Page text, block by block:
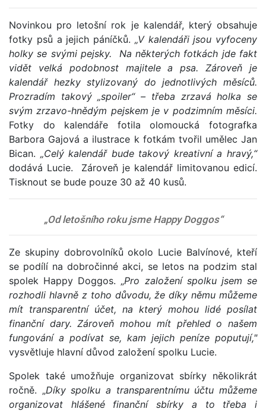
Novinkou pro letošní rok je kalendář, který obsahuje
fotky psů a jejich páníčků. „V kalendáři jsou vyfoceny
holky se svými pejsky. Na některých fotkách jde fakt
vidět velká podobnost majitele a psa. Zároveň je
kalendář hezky stylizovaný do jednotlivých měsíců.
Prozradím takový „spoiler“ – třeba zrzavá holka se
svým zrzavo-hnědým pejskem je v podzimním měsíci.
Fotky do kalendáře fotila olomoucká fotografka
Barbora Gajová a ilustrace k fotkám tvořil umělec Jan
Bican. „Celý kalendář bude takový kreativní a hravý,“
dodává Lucie.
Zároveň je kalendář limitovanou edicí.
Tisknout se bude pouze 30 až 40 kusů.
„Od letošního roku jsme Happy Doggos“
Ze skupiny dobrovolníků okolo Lucie Balvínové, kteří
se podílí na dobročinné akci, se letos na podzim stal
spolek Happy Doggos. „Pro založení spolku jsem se
rozhodli hlavně z toho důvodu, že díky němu můžeme
mít transparentní účet, na který mohou lidé posílat
finanční dary. Zároveň mohou mít přehled o našem
fungování a podívat se, kam jejich peníze poputují,"
vysvětluje hlavní důvod založení spolku Lucie.
Spolek také umožňuje organizovat sbírky několikrát
ročně. „Díky spolku a transparentnímu účtu můžeme
organizovat hlášené finanční sbírky a to třeba i